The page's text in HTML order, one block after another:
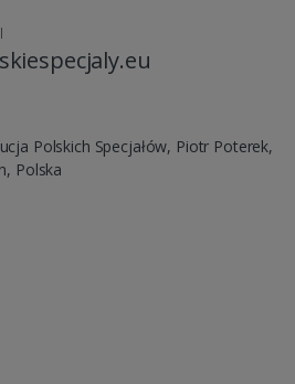
Polskich Specjałów, Piotr Poterek,
Polska